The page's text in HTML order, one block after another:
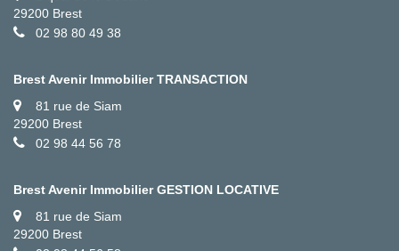
29200 Brest
02 98 80 49 38
Brest Avenir Immobilier TRANSACTION
81 rue de Siam
29200 Brest
02 98 44 56 78
Brest Avenir Immobilier GESTION LOCATIVE
81 rue de Siam
29200 Brest